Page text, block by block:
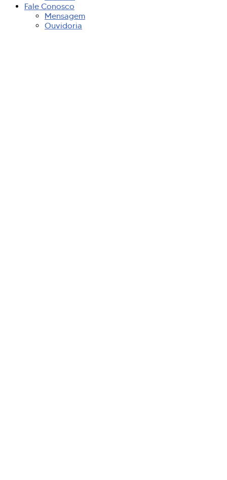
Fale Conosco
Mensagem
Ouvidoria